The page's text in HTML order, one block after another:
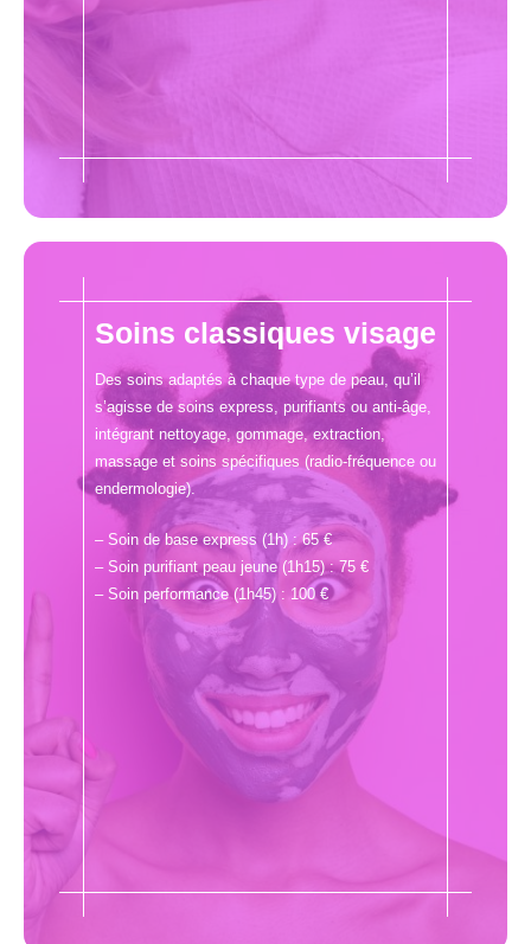
Soins classiques visage
Des soins adaptés à chaque type de peau, qu’il
s’agisse de soins express, purifiants ou anti-âge,
intégrant nettoyage, gommage, extraction,
massage et soins spécifiques (radio-fréquence ou
endermologie).
– Soin de base express (1h) : 65 €
– Soin purifiant peau jeune (1h15) : 75 €
– Soin performance (1h45) : 100 €